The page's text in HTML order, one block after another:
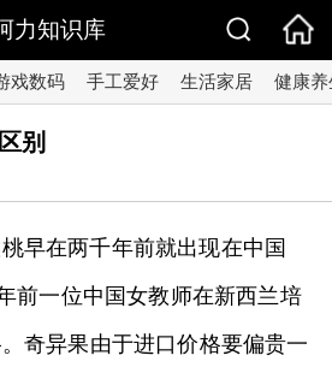
力知识库
戏数码 手工爱好 生活家居 健康养
别
早在两千年前就出现在中国
前一位中国女教师在新西兰培
奇异果由于进口价格要偏贵一